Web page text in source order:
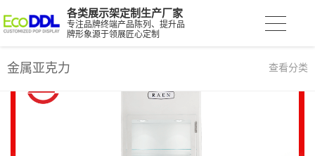
各类展示架定制生产厂家
专注品牌终端产品陈列、提升品
牌形象源于领展匠心定制
金属亚克力 查看分类